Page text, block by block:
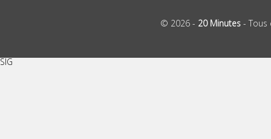
© 2026 - 20 Minutes -
SIG